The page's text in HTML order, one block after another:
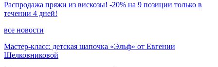
Распродажа пряжи из вискозы! -20% на 9 позиции только в
течении 4 дней!
все новости
Мастер-класс: детская шапочка «Эльф» от Евгении
Шелковниковой